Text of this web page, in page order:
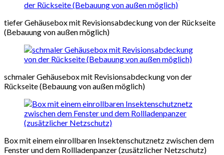
tiefer Gehäusebox mit Revisionsabdeckung von der Rückseite
(Bebauung von außen möglich)
schmaler Gehäusebox mit Revisionsabdeckung von der
Rückseite (Bebauung von außen möglich)
Box mit einem einrollbaren Insektenschutznetz zwischen dem
Fenster und dem Rollladenpanzer (zusätzlicher Netzschutz)